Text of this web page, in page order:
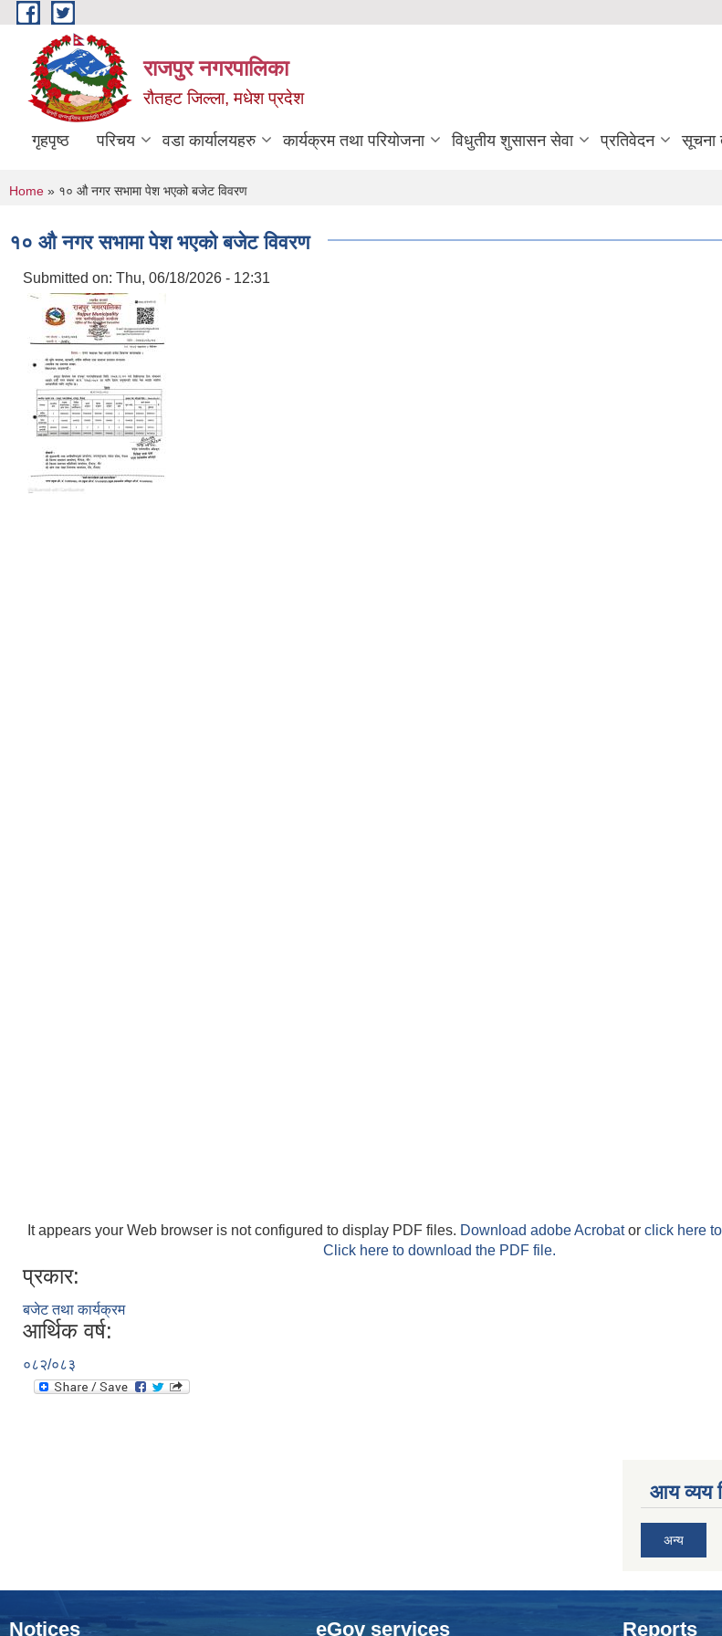
Skip to main content
राजपुर नगरपालिका
रौतहट जिल्ला, मधेश प्रदेश
गृहपृष्ठ परिचय वडा कार्यालयहरु कार्यक्रम तथा परियोजना विधुतीय शुसासन सेवा प्रतिवेदन सूचना
You are here
Home » १० औ नगर सभामा पेश भएको बजेट विवरण
१० औ नगर सभामा पेश भएको बजेट विवरण
Submitted on: Thu, 06/18/2026 - 12:31
It appears your Web browser is not configured to display PDF files. Download adobe Acrobator click here
Click here to download the PDF file.
प्रकार:
बजेट तथा कार्यक्रम
आर्थिक वर्ष:
०८२/०८३
आय व्यय
अन्य
Notices eGov services Reports